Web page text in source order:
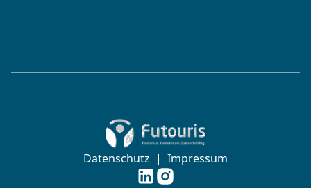
Zur Startseite von Futouris e.V.
Datenschutz | Impressum